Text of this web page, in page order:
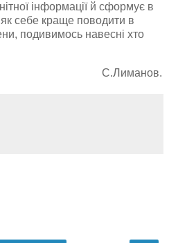
інформації й сформує в
себе краще поводити в
подивимось навесні хто
С.Лиманов.